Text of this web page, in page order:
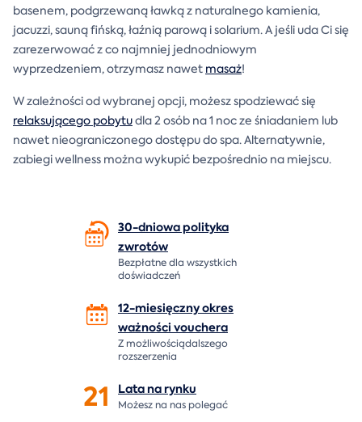
basenem, podgrzewaną ławką z naturalnego kamienia,
jacuzzi, sauną fińską, łaźnią parową i solarium. A jeśli uda Ci się
zarezerwować z co najmniej jednodniowym
wyprzedzeniem, otrzymasz nawet masaż!
W zależności od wybranej opcji, możesz spodziewać się
relaksującego pobytudla 2 osób na 1 noc ze śniadaniem lub
nawet nieograniczonego dostępu do spa. Alternatywnie,
zabiegi wellness można wykupić bezpośrednio na miejscu.
30-dniowa polityka
zwrotów
Bezpłatne dla wszystkich
doświadczeń
12-miesięczny okres
ważności vouchera
Z możliwościądalszego
rozszerzenia
21 Lata narynku
Możesz na nas polegać